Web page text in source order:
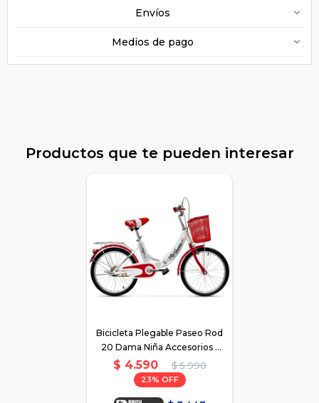
Envíos
Medios de pago
Productos que te pueden interesar
Bicicleta Plegable Paseo Rod
20 Dama Niña Accesorios -
Rojo
$ 4.590 $ 5.990
23